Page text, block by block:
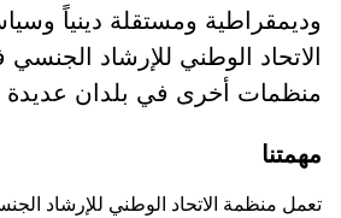
وديمقراطية ومستقلة دينياً
الاتحاد الوطني للإرشاد
منظمات أخرى في بلدان عديدة
مهمتنا
تعمل منظمة الاتحاد الوطني للإرشاد